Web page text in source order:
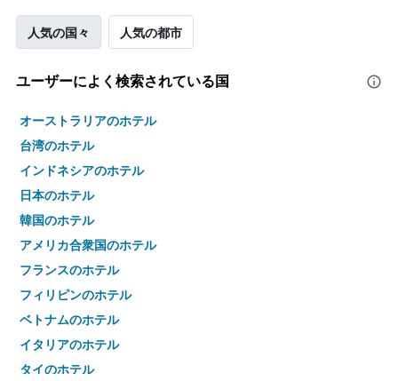
人気の国々 人気の都市
ユーザーによく検索されている国
オーストラリアのホテル
台湾のホテル
インドネシアのホテル
日本のホテル
韓国のホテル
アメリカ合衆国のホテル
フランスのホテル
フィリピンのホテル
ベトナムのホテル
イタリアのホテル
タイのホテル